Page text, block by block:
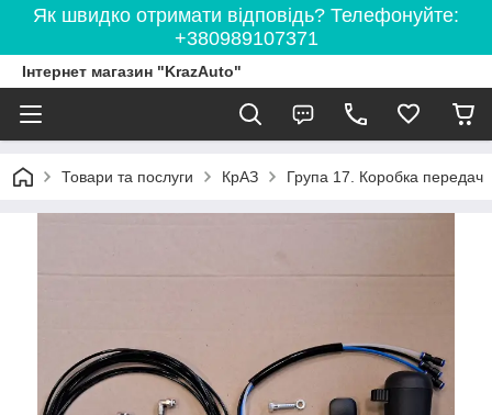
Як швидко отримати відповідь? Телефонуйте:
+380989107371
Інтернет магазин "KrazAuto"
Товари та послуги КрАЗ Група 17. Коробка передач